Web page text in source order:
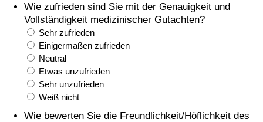
Wie zufrieden sind Sie mit der Genauigkeit und
Vollständigkeit medizinischer Gutachten?
Sehr zufrieden
Einigermaßen zufrieden
Neutral
Etwas unzufrieden
Sehr unzufrieden
Weiß nicht
Wie bewerten Sie die Freundlichkeit/Höflichkeit des
Umweltverschmutzungs-Index nach Land
Verkehr
Verkehrs-Index